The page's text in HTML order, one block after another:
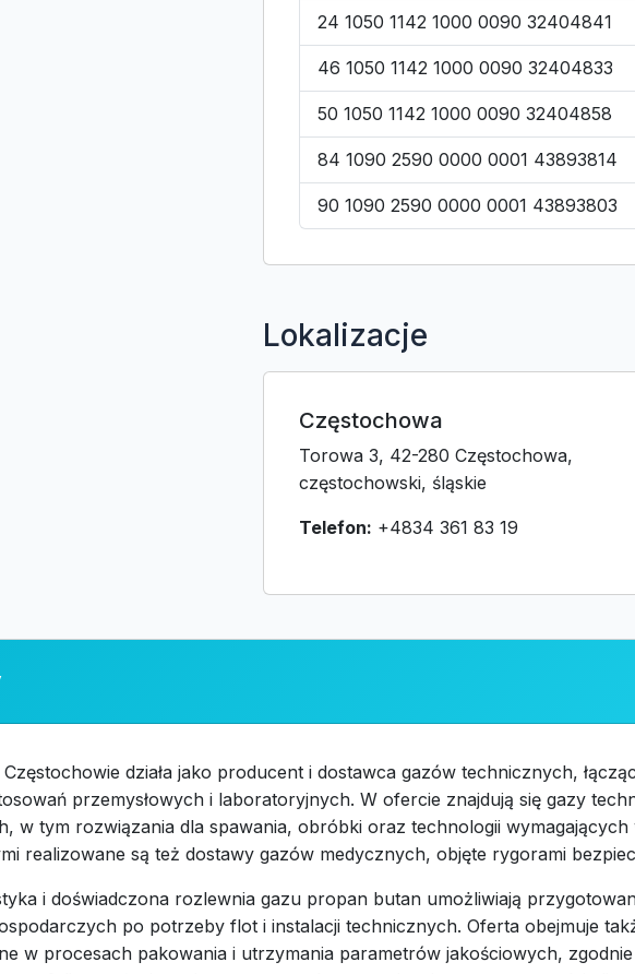
24 1050 1142 1000 0090 32404841
46 1050 1142 1000 0090 32404833
50 1050 1142 1000 0090 32404858
84 1090 2590 0000 0001 43893814
90 1090 2590 0000 0001 43893803
Lokalizacje
Częstochowa
Torowa 3, 42-280 Częstochowa,
częstochowski, śląskie
Telefon: +4834 361 83 19
działa jako producent i dostawca gazów technicznych,
przemysłowych i laboratoryjnych. W ofercie znajdują się gazy
w tym rozwiązania dla spawania, obróbki oraz technologii wymagających
realizowane są też dostawy gazów medycznych, objęte rygorami
i doświadczona rozlewnia gazu propan butan umożliwiają
po potrzeby flot i instalacji technicznych. Oferta obejmuje
w procesach pakowania i utrzymania parametrów jakościowych,